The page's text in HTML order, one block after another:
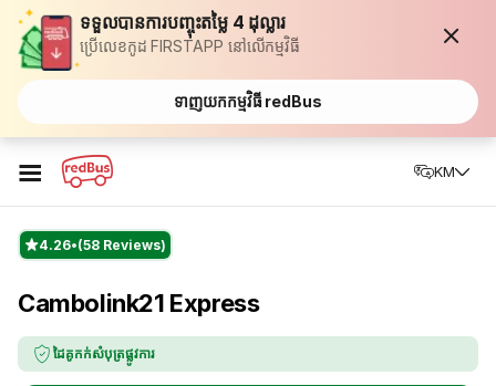
ទទួលបានការបញ្ចុះតម្លៃ 4 ដុល្លារ
ប្រើលេខកូដ FIRSTAPP នៅលើកម្មវិធី
ទាញយកកម្មវិធី redBus
☰ KM
4.26 (58 Reviews)
Cambolink21 Express
ដៃគូកក់សំបុត្រផ្លូវការ